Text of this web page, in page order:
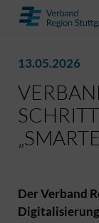
13.05.2026
Der Verband